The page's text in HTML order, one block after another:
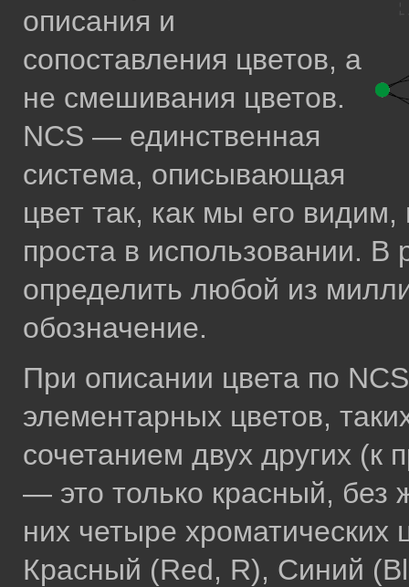
описания и
сопоставления цветов, а
не смешивания цветов.
NCS — единственная
система, описывающая
цвет так, как мы его
проста в использовании.
определить любой из
обозначение.
При описании цвета по
элементарных цветов,
сочетанием двух других
— это только красный, без
них четыре
Красный (Red, R), Синий